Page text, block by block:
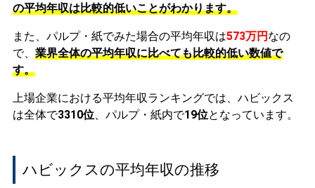
の平均年収は比較的低いことがわかります。
また、パルプ・紙でみた場合の平均年収は573万円 なの
で、 業界全体の平均年収に比べても比較的低い数値で
す。
上場企業における平均年収ランキングでは、ハビックス
は全体で3310位、パルプ・紙内で19位となっています。
ハビックスの平均年収の推移